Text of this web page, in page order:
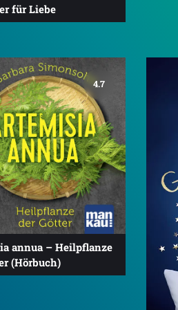
für Liebe
4.7
annua – Heilpflanze
(Hörbuch)